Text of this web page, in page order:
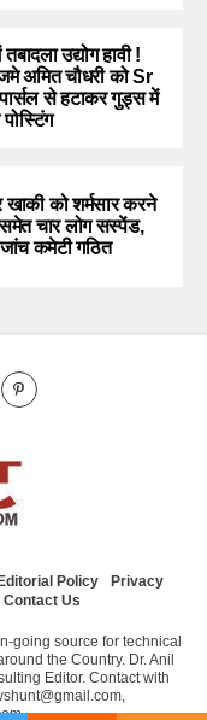
उद्योग हावी !
अमित चौधरी को Sr
से हटाकर गुड्स में
पोस्टिंग
को शर्मसार करने
चार लोग सस्पेंड,
कमेटी गठित
Editorial Policy
Privacy
Contact Us
going source for technical
the Country. Dr. Anil
Editor. Contact with